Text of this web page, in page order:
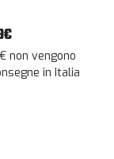
non vengono
in Italia